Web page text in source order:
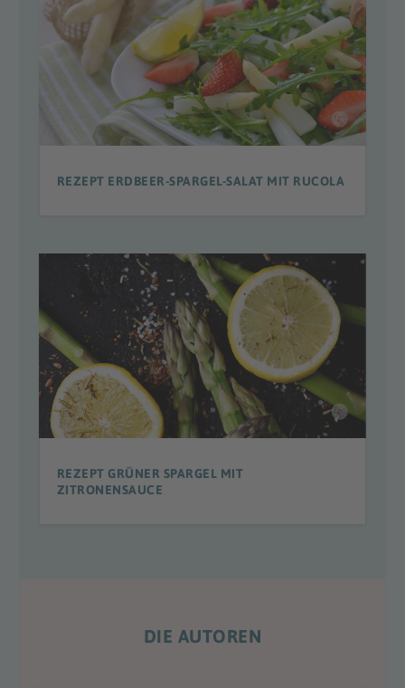
REZEPT ERDBEER-SPARGEL-SALAT MIT RUCOLA
REZEPT GRÜNER SPARGEL MIT
ZITRONENSAUCE
DIE AUTOREN